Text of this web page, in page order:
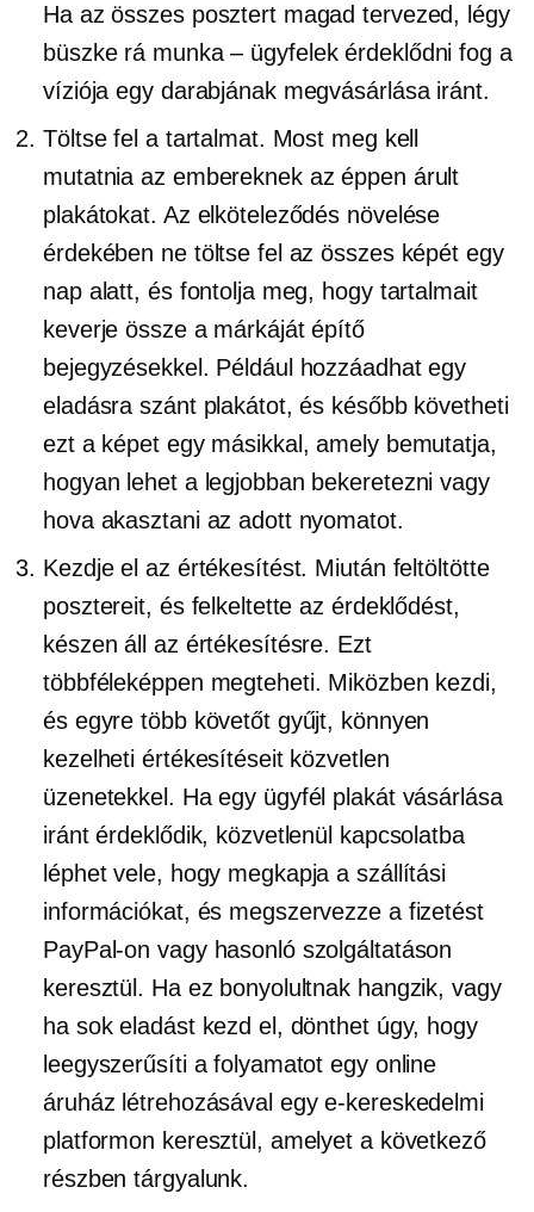
Ha az összes posztert magad tervezed, légy
büszke rá munka – ügyfelekérdeklődni fog a
víziója egy darabjának megvásárlása iránt.
Töltse fel a tartalmat. Most meg kell
mutatnia az embereknek az éppen árult
plakátokat. Az elköteleződés növelése
érdekében ne töltse fel az összes képét egy
nap alatt, és fontolja meg, hogy tartalmait
keverje össze a márkáját építő
bejegyzésekkel. Például hozzáadhat egy
eladásra szánt plakátot, és később követheti
ezt a képet egy másikkal, amely bemutatja,
hogyan lehet a legjobban bekeretezni vagy
hova akasztani az adott nyomatot.
Kezdje el az értékesítést. Miután feltöltötte
posztereit, és felkeltette az érdeklődést,
készen áll az értékesítésre. Ezt
többféleképpen megteheti. Miközben kezdi,
és egyre több követőt gyűjt, könnyen
kezelheti értékesítéseit közvetlen
üzenetekkel. Ha egy ügyfél plakát vásárlása
iránt érdeklődik, közvetlenül kapcsolatba
léphet vele, hogy megkapja a szállítási
információkat, és megszervezze a fizetést
PayPal-on vagy hasonló szolgáltatáson
keresztül. Ha ez bonyolultnak hangzik, vagy
ha sok eladást kezd el, dönthet úgy, hogy
leegyszerűsíti a folyamatot egy online
áruház létrehozásával egy e-kereskedelmi
platformon keresztül, amelyet a következő
részben tárgyalunk.